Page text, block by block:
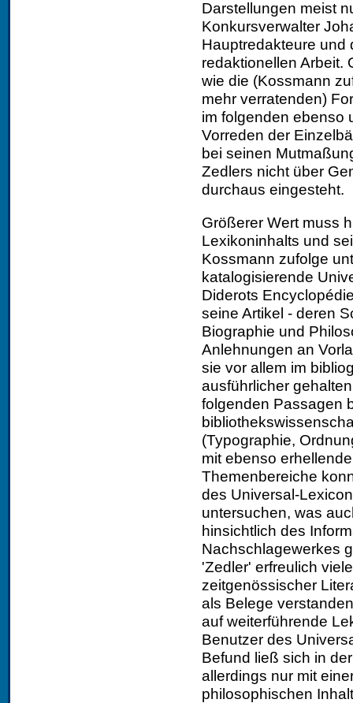
Darstellungen meist
Konkursverwalter
Hauptredakteure und
redaktionellen Arbeit.
wie die (Kossmann
mehr verratenden)
im folgenden ebenso
Vorreden der
bei seinen
Zedlers nicht über
durchaus eingesteht.
Größerer Wert muss
Lexikoninhalts und
Kossmann zufolge
katalogisierende
Diderots
seine Artikel - deren
Biographie und
Anlehnungen an
sie vor allem im
ausführlicher
folgenden Passagen
(Typographie,
mit ebenso
Themenbereiche
des Universal-
untersuchen, was
hinsichtlich des
Nachschlagewerkes
'Zedler' erfreulich
zeitgenössischer
als Belege
auf weiterführende
Benutzer des
Befund ließ sich in
allerdings nur mit
philosophischen